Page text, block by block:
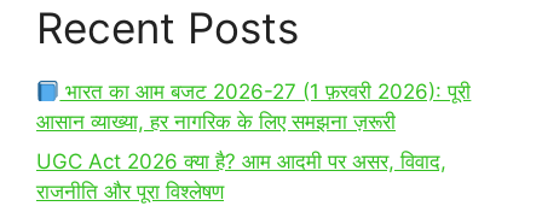
Recent Posts
भारत का आम बजट 2026-27 (1 फ़रवरी 2026): पूरी
आसान व्याख्या, हर नागरिक के लिए समझना ज़रूरी
UGC Act 2026 क्या है? आम आदमी पर असर, विवाद,
राजनीति और पूरा विश्लेषण